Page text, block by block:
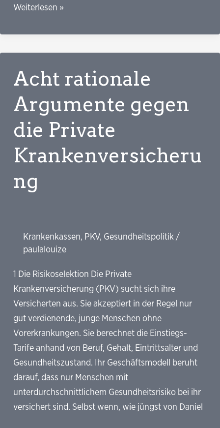
Die
sind
nur
erste
Symptom
eines
größeren
Problems
Weiterlesen »
Acht rationale
Argumente gegen
die Private
Krankenversicheru
ng
Krankenkassen, PKV, Gesundheitspolitik/
paulalouize
1 Die Risikoselektion Die Private
Krankenversicherung (PKV) sucht sich ihre
Versicherten aus. Sie akzeptiert in der Regel nur
gut verdienende, junge Menschen ohne
Vorerkrankungen. Sie berechnet die Einstiegs-
Tarife anhand von Beruf, Gehalt, Eintrittsalter und
Gesundheitszustand. Ihr Geschäftsmodell beruht
darauf, dass nur Menschen mit
unterdurchschnittlichem Gesundheitsrisiko bei ihr
versichert sind. Selbst wenn, wie jüngst von Daniel